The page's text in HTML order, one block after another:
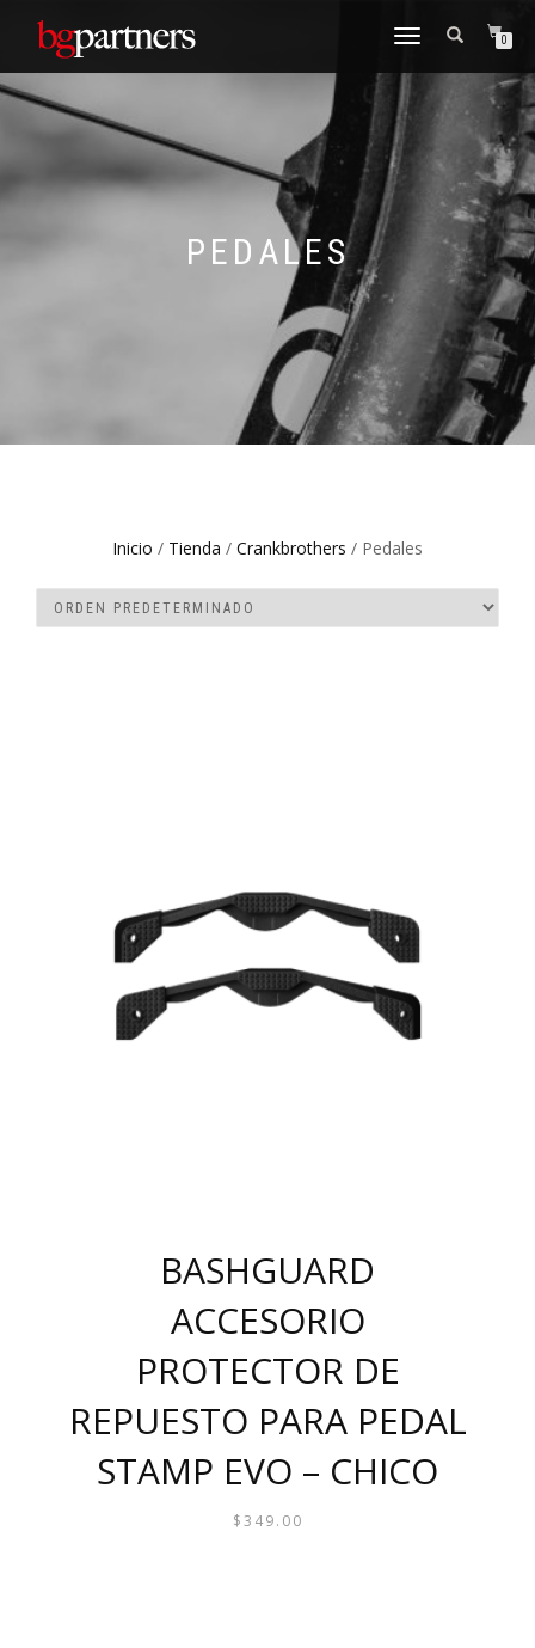
CAMBIAR
0
PEDALES
Inicio / Tienda / Crankbrothers / Pedales
BASHGUARD
ACCESORIO
PROTECTOR DE
REPUESTO PARA PEDAL
STAMP EVO – CHICO
$349.00